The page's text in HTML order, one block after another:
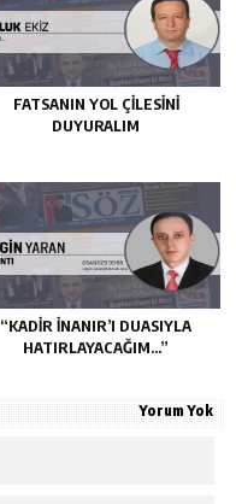
FATSANIN YOL ÇİLESİNİ
DUYURALIM
“KADIR İNANIR’I DUASIYLA
HATIRLAYACAĞIM…”
Yorum Yok